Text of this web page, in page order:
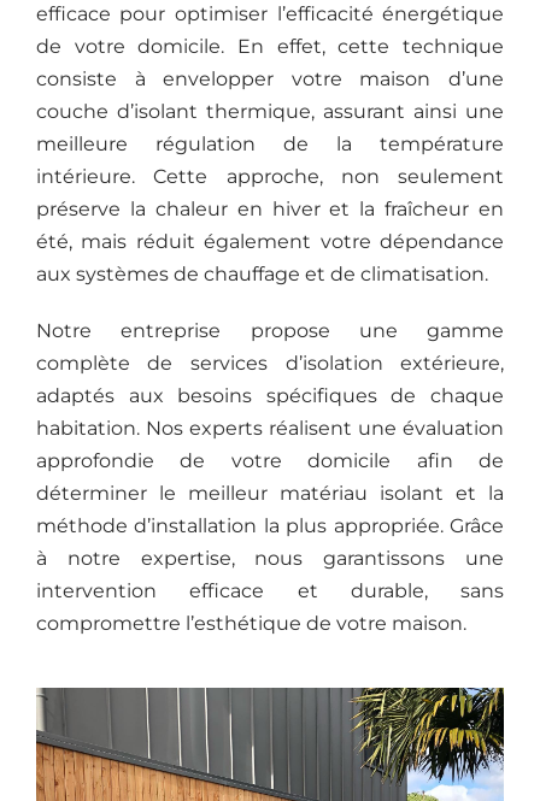
efficace pour optimiser l’efficacité énergétique
de votre domicile. En effet, cette technique
consiste à envelopper votre maison d’une
couche d’isolant thermique, assurant ainsi une
meilleure régulation de la température
intérieure. Cette approche, non seulement
préserve la chaleur en hiver et la fraîcheur en
été, mais réduit également votre dépendance
aux systèmes de chauffage et de climatisation.
Notre entreprise propose une gamme
complète de services d’isolation extérieure,
adaptés aux besoins spécifiques de chaque
habitation. Nos experts réalisent une évaluation
approfondie de votre domicile afin de
déterminer le meilleur matériau isolant et la
méthode d’installation la plus appropriée. Grâce
à notre expertise, nous garantissons une
intervention efficace et durable, sans
compromettre l’esthétique de votre maison.